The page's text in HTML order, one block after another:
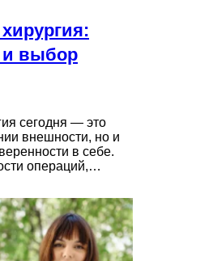
выбор
сегодня — это
внешности, но и
в себе.
операций,…